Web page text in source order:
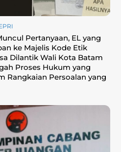
Pertanyaan, EL yang
ke Majelis Kode Etik
Dilantik Wali Kota Batam
Proses Hukum yang
Rangkaian Persoalan yang